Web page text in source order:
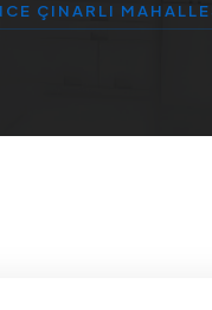
ÇINARLI